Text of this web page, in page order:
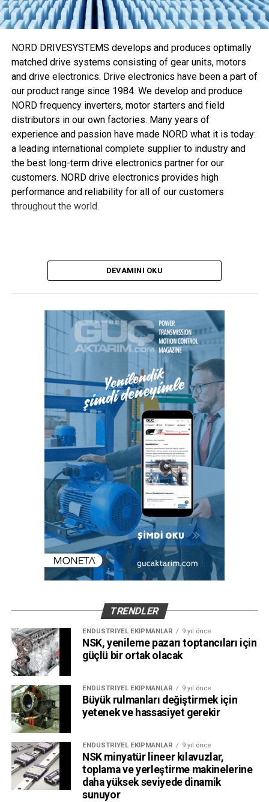
Eaton’ın özel üretim Walterscheid M-R7 makinesi sızıntı
riski kadarWalring plus kurulumu için gerekli zamanı ve
boru şekillendirme süreçlerini otomatikleştirerek optimum
sistem performansı sağlamaya
, aynı zamanda gerekli tork ve dönüşü azaltmaya yardımcı
olur.
Kuenstel “Söz konusu kurulum davranışı ve performans
olduğundaWalring plusikisini de karşılıyor,” diye ekliyor.
“Günümüzde müşteriler daha hafif ve kompakt ekipman
tercih ediyor, bu yüzden daha fazla mekanik mukavemeti
olan ince çeperli borular hidrolik uygulamalarda giderek
popülerlik kazanıyor. Optimize edilmiş kesme kenarı
artırıp akış oranlarını azaltan ilave bileziğe ihtiyaç
duyulmadan ince çeperli boruların güvenli kurulumunu
sağlar.”
NORD DRIVESYSTEMS develops and produces optimally
matched drive systems consisting of gear units, motors
and drive electronics. Drive electronics have been a part of
our product range since 1984. We develop and produce
NORD frequency inverters, motor starters and field
distributors in our own factories. Many years of
experience and passion have made NORD what it is today:
a leading international complete supplier to industry and
the best long-term drive electronics partner for our
customers. NORD drive electronics provides high
performance and reliability for all of our customers
throughout the world.
DEVAMINI OKU
TRENDLER
ENDÜSTRIYEL EKIPMANLAR 9 yıl önce
NSK, yenileme pazarı toptancıları için
güçlü bir ortak olacak
ENDÜSTRIYEL EKIPMANLAR 9 yıl önce
Büyük rulmanları değiştirmek için
yetenek ve hassasiyet gerekir
ENDÜSTRIYEL EKIPMANLAR 9 yıl önce
NSK minyatür lineer kılavuzlar,
toplama ve yerleştirme makinelerine
daha yüksek seviyede dinamik
sunuyor